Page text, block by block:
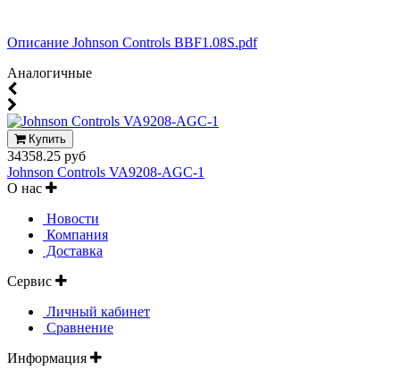
Описание Johnson Controls BBF1.08S.pdf
Аналогичные
Купить
34358.25 руб
Johnson Controls VA9208-AGC-1
О нас
Новости
Компания
Доставка
Сервис
Личный кабинет
Сравнение
Информация